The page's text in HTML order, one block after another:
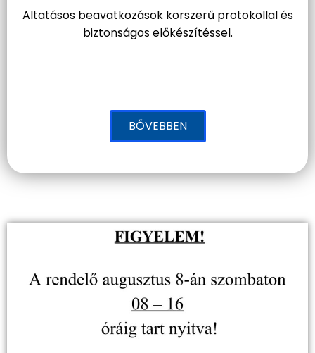
Altatásos beavatkozások korszerű protokollal és
biztonságos előkészítéssel.
BŐVEBBEN